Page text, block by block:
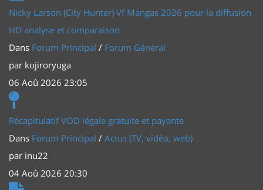
Nicky Larson (City Hunter) Vf Mangas 2026 pour la diffusion
HD analyse et comparaison
Dans Forum Principal / Forum Général
par kojiroryuga
06 Aoû 2026 23:05
Récapitulatif VOD légale gratuite et payante
Dans Forum Principal / Actus (TV, vidéo, web)
par inu22
04 Aoû 2026 20:30